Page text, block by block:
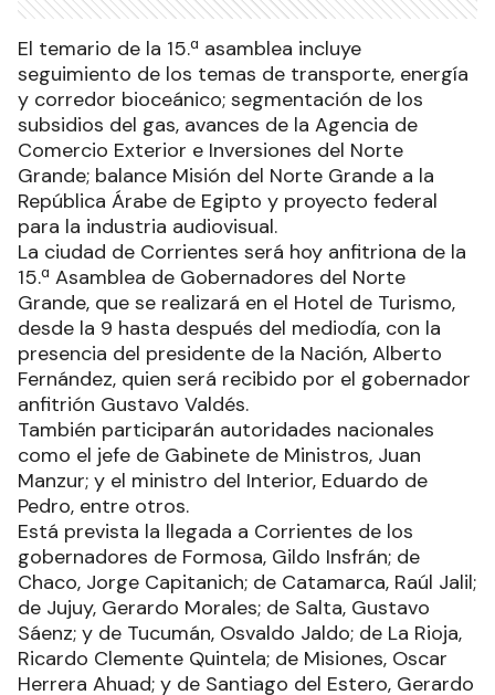
El temario de la 15.ª asamblea incluye
seguimiento de los temas de transporte, energía
y corredor bioceánico; segmentación de los
subsidios del gas, avances de la Agencia de
Comercio Exterior e Inversiones del Norte
Grande; balance Misión del Norte Grande a la
República Árabe de Egipto y proyecto federal
para la industria audiovisual.
La ciudad de Corrientes será hoy anfitriona de la
15.ª Asamblea de Gobernadores del Norte
Grande, que se realizará en el Hotel de Turismo,
desde la 9 hasta después del mediodía, con la
presencia del presidente de la Nación, Alberto
Fernández, quien será recibido por el gobernador
anfitrión Gustavo Valdés.
También participarán autoridades nacionales
como el jefe de Gabinete de Ministros, Juan
Manzur; y el ministro del Interior, Eduardo de
Pedro, entre otros.
Está prevista la llegada a Corrientes de los
gobernadores de Formosa, Gildo Insfrán; de
Chaco, Jorge Capitanich; de Catamarca, Raúl Jalil;
de Jujuy, Gerardo Morales; de Salta, Gustavo
Sáenz; y de Tucumán, Osvaldo Jaldo; de La Rioja,
Ricardo Clemente Quintela; de Misiones, Oscar
Herrera Ahuad; y de Santiago del Estero, Gerardo